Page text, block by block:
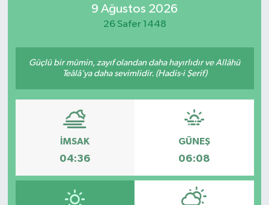
9 Ağustos 2026
26 Safer 1448
Güçlü bir mümin, zayıf olandan daha hayırlıdır ve Allâhü
Teâlâ’ya daha sevimlidir. (Hadis-i Şerif)
İMSAK
04:36
GÜNEŞ
06:08
Son Dakika Haberleri